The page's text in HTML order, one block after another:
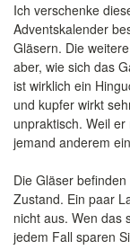
Ich verschenke
Adventskalender
Gläsern. Die
aber, wie sich das
ist wirklich ein
und kupfer wirkt
unpraktisch. Weil
jemand anderem
Die Gläser
Zustand. Ein paar
nicht aus. Wen das
jedem Fall sparen